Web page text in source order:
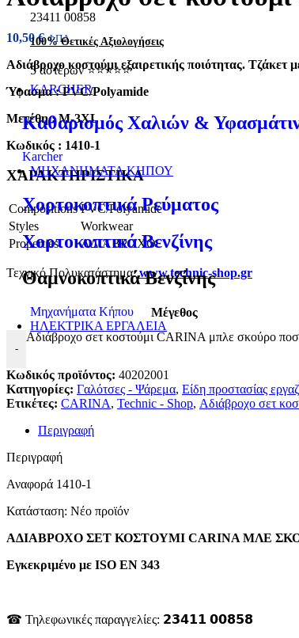
23411 00858
100% Θετικές Αξιολογήσεις
5 αστέρων ⭐⭐⭐⭐⭐
KARCHER
Καθαρισμός Χαλιών &
Karcher
ΜΗΧΑΝΗΜΑΤΑ ΚΗΠΟΥ
Χορτοκοπτικά Ρεύματος
Χορτοκοπτικά Βενζίνης
Θαμνοκοπτικά Βενζίνης
Μηχανήματα Κήπου
ΗΛΕΚΤΡΙΚΑ ΕΡΓΑΛΕΙΑ
10,50€ ΦΠΑ
Αδιάβροχο κοστούμι εξαιρετικής ποιότητας.
Ύφασμα : PVC/Polyamide
Μεγέθη : Μ-3XL
Κωδικός : 1410-1
ΧΑΡΑΚΤΗΡΙΣΤΙΚΑ
Compositions PVC/Polyamide
Styles
Workwear
Properties
ΑΔΙΑΒΡΟΧΟ
Τεχνικό Πολυκατάστημα:www.technic-shop.gr
Μέγεθος
-
Αδιάβροχο σετ κοστούμι CARINA μπλε σκούρο
Κωδικός προϊόντος: 40202001
Κατηγορίες: Γαλότσες - Ψάρεμα, Είδη προστασίας
Ετικέτες: CARINA, Technic - Shop, Αδιάβροχο σετ
Περιγραφή
Περιγραφή
Αναφορά 1410-1
Κατάσταση: Νέο προϊόν
ΑΔΙΑΒΡΟΧΟ ΣΕΤ ΚΟΣΤΟΥΜΙ CARINA ΜΛΕ
Εγκεκριμένο με ISO EN 343
☎ Τηλεφωνικές παραγγελίες: 𝟮𝟯𝟰𝟭𝟭 𝟬𝟬𝟴𝟱𝟴